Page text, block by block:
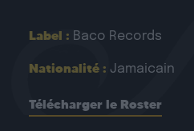
Label : Baco Records
Nationalité : Jamaicain
Télécharger le Roster